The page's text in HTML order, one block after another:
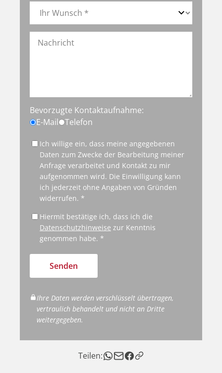
Bevorzugte Kontaktaufnahme:
E-Mail
Telefon
Ich willige ein, dass meine angegebenen
Daten zum Zwecke der Bearbeitung meiner
Anfrage verarbeitet und Kontakt zu mir
aufgenommen wird. Die Einwilligung kann
ich jederzeit ohne Angaben von Gründen
widerrufen. *
Hiermit bestätige ich, dass ich die
Datenschutzhinweise zur Kenntnis
genommen habe. *
Senden
Ihre Daten werden verschlüsselt übertragen,
vertraulich behandelt und nicht an Dritte
weitergegeben.
Teilen: